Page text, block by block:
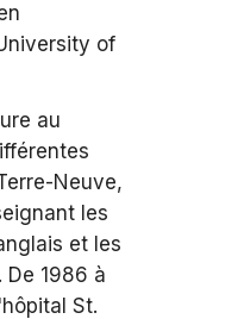
of
au
Neuve,
les
et les
De 1986 à
St.